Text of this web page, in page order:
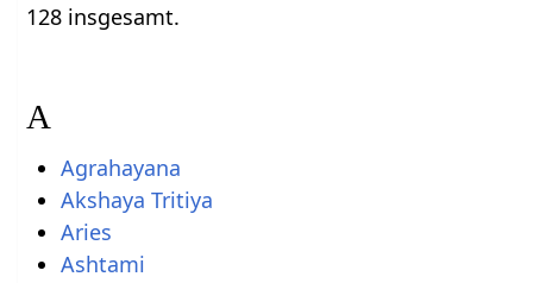
128 insgesamt.
A
Agrahayana
Akshaya Tritiya
Aries
Ashtami